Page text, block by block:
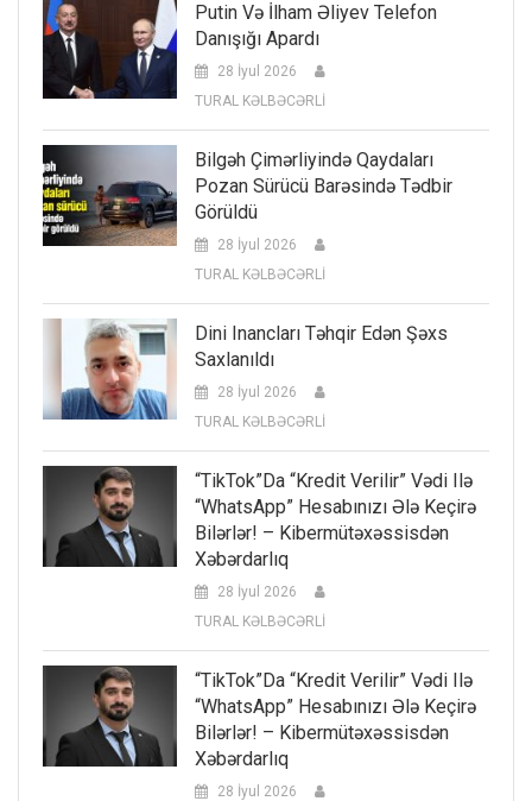
Putin Və İlham Əliyev Telefon
Danışığı Apardı
28 İyul 2026
TURAL KƏLBƏCƏRLİ
Bilgəh Çimərliyində Qaydaları
Pozan Sürücü Barəsində Tədbir
Görüldü
28 İyul 2026
TURAL KƏLBƏCƏRLİ
Dini Inancları Təhqir Edən Şəxs
Saxlanıldı
28 İyul 2026
TURAL KƏLBƏCƏRLİ
“TikTok”da “kredit Verilir” Vədi Ilə
“WhatsApp” Hesabınızı Ələ Keçirə
Bilərlər! – Kibermütəxəssisdən
Xəbərdarlıq
28 İyul 2026
TURAL KƏLBƏCƏRLİ
“TikTok”da “kredit Verilir” Vədi Ilə
“WhatsApp” Hesabınızı Ələ Keçirə
Bilərlər! – Kibermütəxəssisdən
Xəbərdarlıq
28 İyul 2026